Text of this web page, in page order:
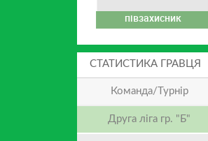
півзахисник
СТАТИСТИКА ГРАВЦЯ
Команда/Турнір
Друга ліга гр. "Б"